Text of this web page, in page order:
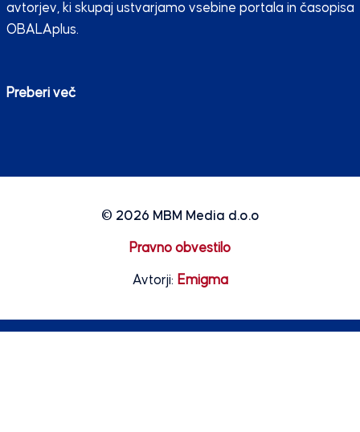
avtorjev, ki skupaj ustvarjamo vsebine portala in časopisa
OBALAplus.
Preberi več
© 2026 MBM Media d.o.o
Pravno obvestilo
Avtorji: Emigma